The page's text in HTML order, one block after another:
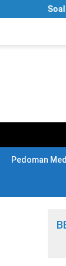
Soal Video
Pedoman